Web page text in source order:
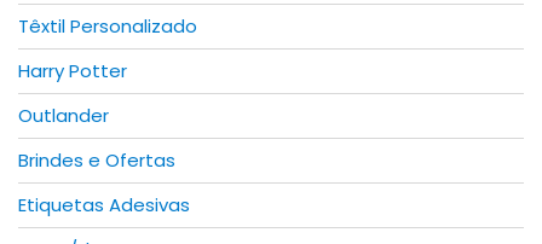
Têxtil Personalizado
Harry Potter
Outlander
Brindes e Ofertas
Etiquetas Adesivas